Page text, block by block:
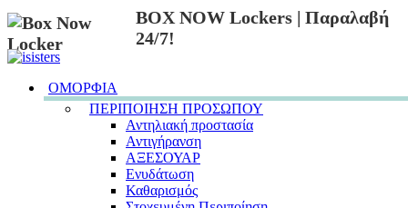
BOX NOW Lockers | Παραλαβή
24/7!
ΟΜΟΡΦΙΑ
ΠΕΡΙΠΟΙΗΣΗ ΠΡΟΣΩΠΟΥ
Αντηλιακή προστασία
Αντιγήρανση
ΑΞΕΣΟΥΑΡ
Ενυδάτωση
Καθαρισμός